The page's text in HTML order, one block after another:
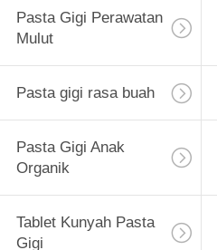
Pasta Gigi Perawatan
Mulut
Pasta gigi rasa buah
Pasta Gigi Anak
Organik
Tablet Kunyah Pasta
Gigi